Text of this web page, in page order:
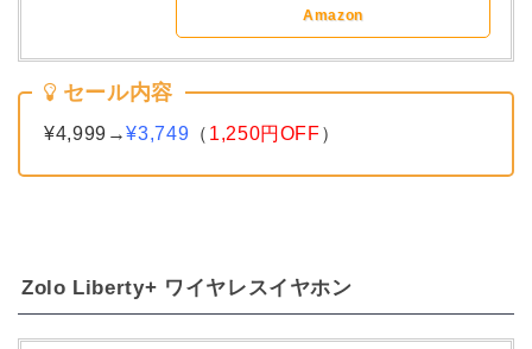
Amazon
セール内容
¥4,999→¥3,749 （ 1,250円OFF）
Zolo Liberty+ ワイヤレスイヤホン